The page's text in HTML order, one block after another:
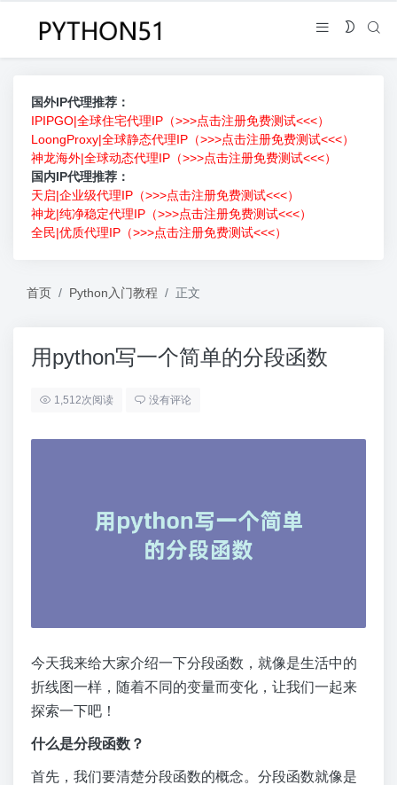
国外IP代理推荐：
IPIPGO|全球住宅代理IP（>>>点击注册免费测试<<<）
LoongProxy|全球静态代理IP（>>>点击注册免费测试<<<）
神龙海外|全球动态代理IP（>>>点击注册免费测试<<<）
国内IP代理推荐：
天启|企业级代理IP（>>>点击注册免费测试<<<）
神龙|纯净稳定代理IP（>>>点击注册免费测试<<<）
全民|优质代理IP（>>>点击注册免费测试<<<）
首页 Python入门教程 正文
用python写一个简单的分段函数
1,512次阅读 没有评论
今天我来给大家介绍一下分段函数，就像是生活中的
折线图一样，随着不同的变量而变化，让我们一起来
探索一下吧！
什么是分段函数？
首先，我们要清楚分段函数的概念。分段函数就像是